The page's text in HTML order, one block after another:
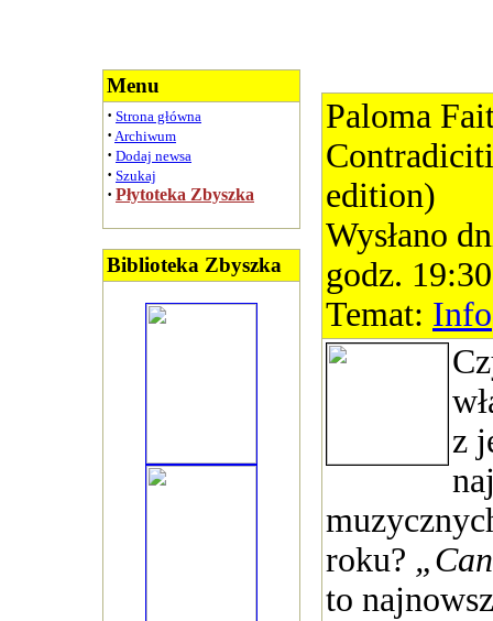
Menu
· Strona główna
· Archiwum
· Dodaj newsa
· Szukaj
· Płytoteka Zbyszka
Biblioteka Zbyszka
Paloma
edition)
Wysłano
godz.
Temat: Info
z
roku?
to